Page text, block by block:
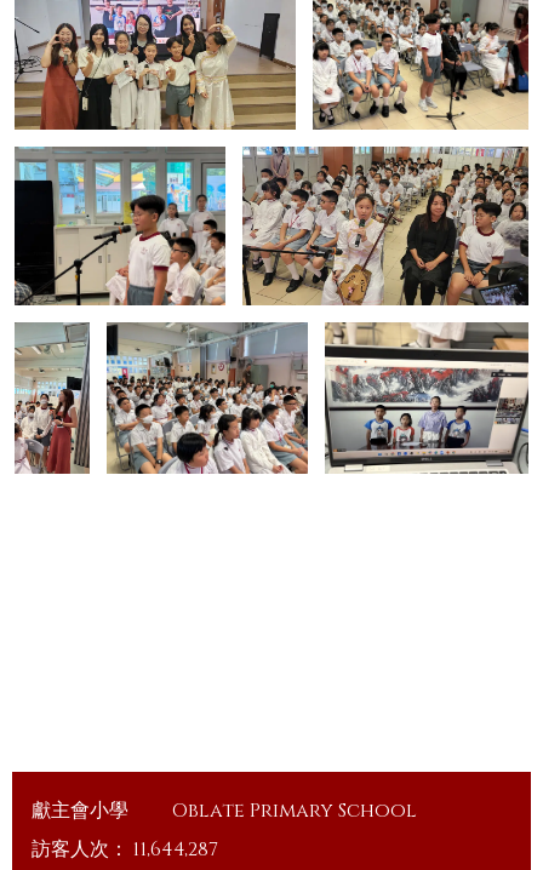
獻主會小學
Oblate Primary School
訪客人次： 11,644,287